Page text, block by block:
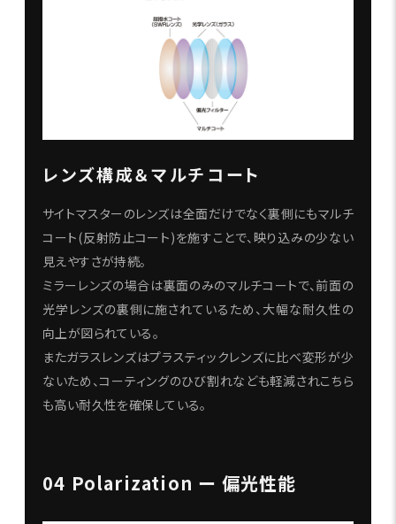
レンズ構成＆マルチコート
サイトマスターのレンズは全面だけでなく裏側にもマルチ
コート(反射防止コート)を施すことで、映り込みの少ない
見えやすさが持続。
ミラーレンズの場合は裏面のみのマルチコートで、前面の
光学レンズの裏側に施されているため、大幅な耐久性の
向上が図られている。
またガラスレンズはプラスティックレンズに比べ変形が少
ないため、コーティングのひび割れなども軽減されこちら
も高い耐久性を確保している。
04 Polarization ー 偏光性能